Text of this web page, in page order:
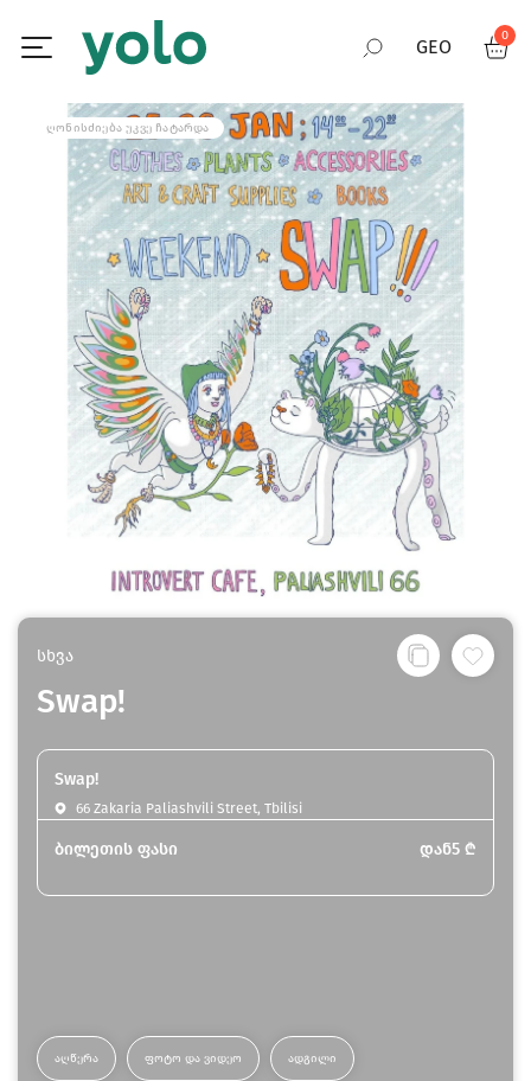
GEO
RUS
ENG
0
ᲦᲝᲜᲘᲡᲫᲘᲔᲑᲐ ᲣᲙᲕᲔ ᲩᲐᲢᲐᲠᲓᲐ
სხვა
Swap!
Swap!
66 Zakaria Paliashvili Street, Tbilisi
ბილეთის ფასი დან5 ₾
ᲐᲦᲬᲔᲠᲐ ᲤᲝᲢᲝ ᲓᲐ ᲕᲘᲓᲔᲝ ᲐᲓᲒᲘᲚᲘ